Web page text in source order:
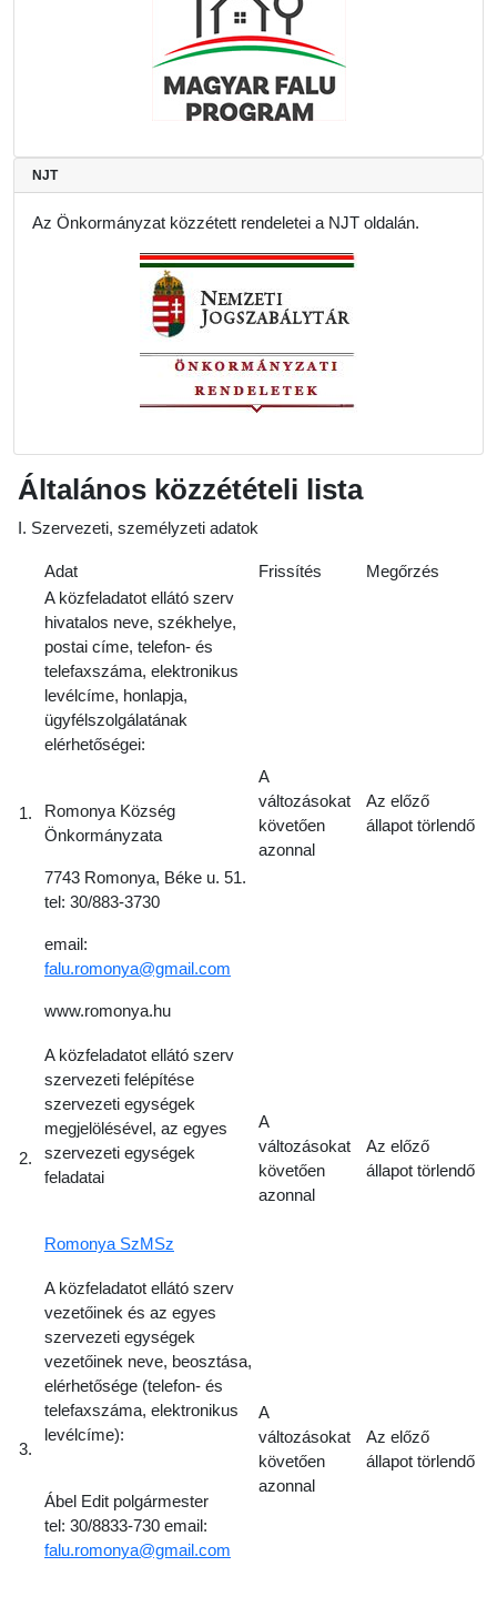
NJT
Az Önkormányzat közzétett rendeletei a NJT oldalán.
Általános közzétételi lista
I. Szervezeti, személyzeti adatok
Adat Frissítés Megőrzés
1.
A közfeladatot ellátó szerv
hivatalos neve, székhelye,
postai címe, telefon- és
telefaxszáma, elektronikus
levélcíme, honlapja,
ügyfélszolgálatának
elérhetőségei:
Romonya Község
Önkormányzata
7743 Romonya, Béke u. 51.
tel: 30/883-3730
email:
falu.romonya@gmail.com
www.romonya.hu
A
változásokat
követően
azonnal
Az előző
állapot törlendő
2.
A közfeladatot ellátó szerv
szervezeti felépítése
szervezeti egységek
megjelölésével, az egyes
szervezeti egységek
feladatai
Romonya SzMSz
A
változásokat
követően
azonnal
Az előző
állapot törlendő
3.
A közfeladatot ellátó szerv
vezetőinek és az egyes
szervezeti egységek
vezetőinek neve, beosztása,
elérhetősége (telefon- és
telefaxszáma, elektronikus
levélcíme):
Ábel Edit polgármester
tel: 30/8833-730 email:
falu.romonya@gmail.com
A
változásokat
követően
azonnal
Az előző
állapot törlendő